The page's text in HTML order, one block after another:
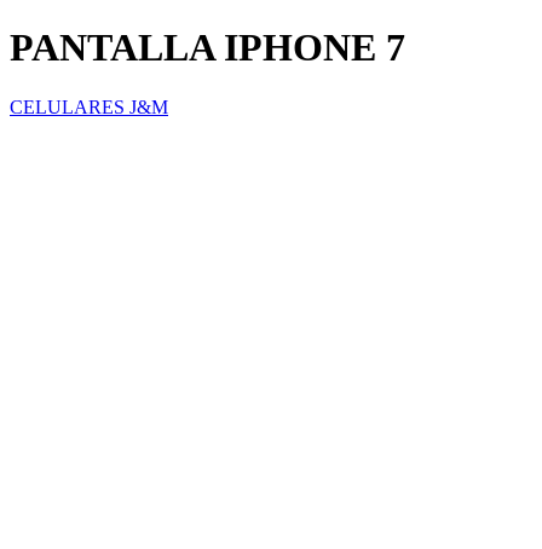
PANTALLA IPHONE 7
CELULARES J&M